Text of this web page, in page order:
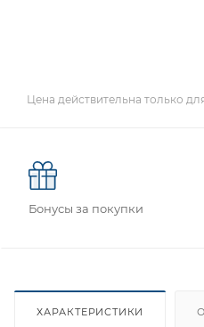
Цена действительна только
Бонусы за покупки
ХАРАКТЕРИСТИКИ